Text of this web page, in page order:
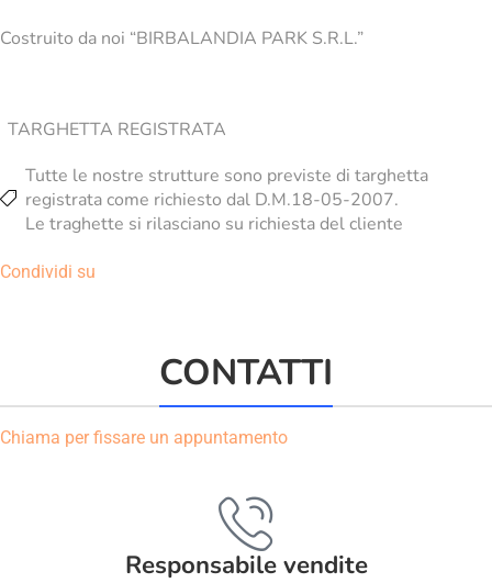
Costruito da noi “BIRBALANDIA PARK S.R.L.”
TARGHETTA REGISTRATA
Tutte le nostre strutture sono previste di targhetta
registrata come richiesto dal D.M.18-05-2007.
Le traghette si rilasciano su richiesta del cliente
Condividi su
CONTATTI
Chiama per fissare un appuntamento
Responsabile vendite